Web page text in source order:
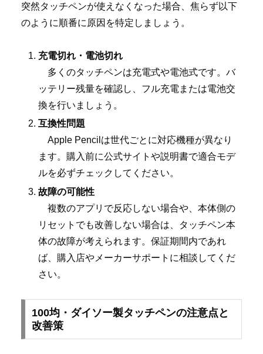
突然タッチペンが使えなくなった場合、焦らず以下
のように順番に原因を特定しましょう。
充電切れ・電池切れ
多くのタッチペンは充電式や電池式です。バ
ッテリー残量を確認し、フル充電または電池交
換を行いましょう。
互換性問題
Apple Pencilは世代ごとに対応機種が異なり
ます。購入前に公式サイトや説明書で適合モデ
ルを必ずチェックしてください。
故障の可能性
複数のアプリで反応しない場合や、本体側の
リセットでも改善しない場合は、タッチペン本
体の故障が考えられます。保証期間内であれ
ば、購入店やメーカーサポートに相談してくだ
さい。
100均・ダイソー製タッチペンの注意点と
改善策